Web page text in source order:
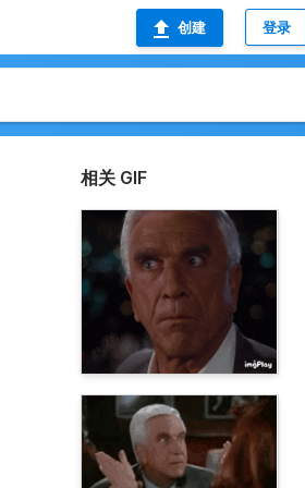
创建 登录
相关 GIF